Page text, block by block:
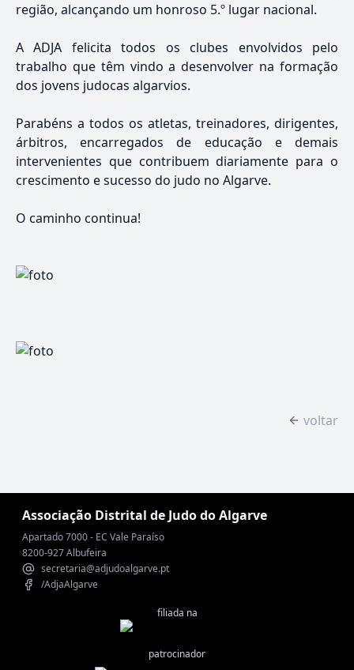
região, alcançando um honroso 5.º lugar nacional.
A ADJA felicita todos os clubes envolvidos pelo
trabalho que têm vindo a desenvolver na formação
dos jovens judocas algarvios.
Parabéns a todos os atletas, treinadores, dirigentes,
árbitros, encarregados de educação e demais
intervenientes que contribuem diariamente para o
crescimento e sucesso do judo no Algarve.
O caminho continua!
voltar
Associação Distrital de Judo do Algarve
Apartado 7000 - EC Vale Paraíso
8200-927 Albufeira
secretaria@adjudoalgarve.pt
/AdjaAlgarve
filiada na
patrocinador